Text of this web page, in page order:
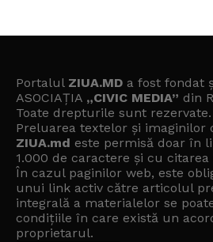
Portalul ZIUA.MD a fost fondat
ASOCIAȚIA „CIVIC MEDIA” din
Toate drepturile sunt rezervate.
Preluarea textelor și imaginilor
ZIUA.md este permisă doar în
1.000 de caractere și cu
În cazul paginilor web, este
unui link activ către articolul
integrală a materialelor se
condițiile în care există un
proprietarul.